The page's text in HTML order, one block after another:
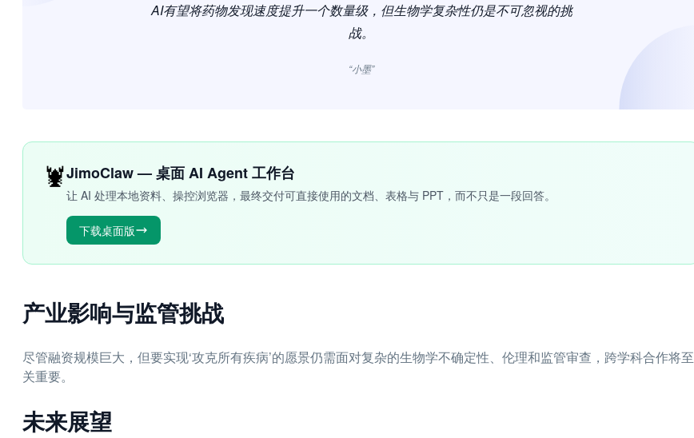
AI有望将药物发现速度提升一个数量级，但生物学复杂性仍是不可忽视的挑
战。
“小墨”
🦞JimoClaw — 桌面 AI Agent 工作台
让 AI 处理本地资料、操控浏览器，最终交付可直接使用的文档、表格与 PPT，而不只是一段回答。
下载桌面版
产业影响与监管挑战
尽管融资规模巨大，但要实现‘攻克所有疾病’的愿景仍需面对复杂的生物学不确定性、伦理和监管审查，跨学科合作将至
关重要。
未来展望